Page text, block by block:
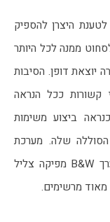
מאוד מרשימים.